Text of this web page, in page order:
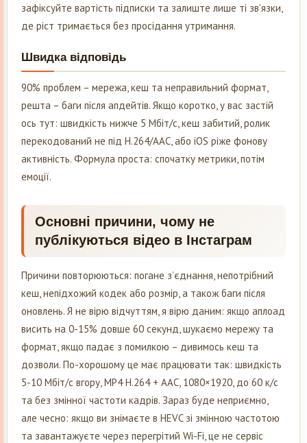
зафіксуйте вартість підписки та залиште лише ті зв’язки,
де ріст тримається без просідання утримання.
Швидка відповідь
90% проблем – мережа, кеш та неправильний формат,
решта – баги після апдейтів. Якщо коротко, у вас застій
ось тут: швидкість нижче 5 Мбіт/с, кеш забитий, ролик
перекодований не під H.264/AAC, або iOS ріже фонову
активність. Формула проста: спочатку метрики, потім
емоції.
Основні причини, чому не
публікуються відео в Інстаграм
Причини повторюються: погане з’єднання, непотрібний
кеш, непідхожий кодек або розмір, а також баги після
оновлень. Я не вірю відчуттям, я вірю даним: якщо аплоад
висить на 0-15% довше 60 секунд, шукаємо мережу та
формат, якщо падає з помилкою – дивимось кеш та
дозволи. По-хорошому це має працювати так: швидкість
5-10 Мбіт/с вгору, MP4 H.264 + AAC, 1080×1920, до 60 к/с
та без змінної частоти кадрів. Зараз буде неприємно,
але чесно: якщо ви знімаєте в HEVC зі змінною частотою
та завантажуєте через перегрітий Wi-Fi, це не сервіс